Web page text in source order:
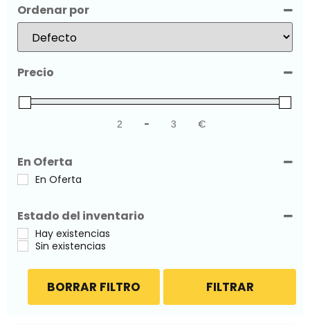
Ordenar por
Sort Products
Precio
Minimum Price
- Maximum Price
€
En Oferta
En Oferta
Estado del inventario
Hay existencias
Sin existencias
FILTRAR
BORRAR FILTRO